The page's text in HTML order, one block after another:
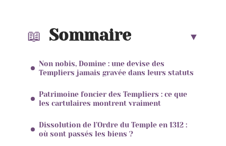
Sommaire
Non nobis, Domine : une devise des
Templiers jamais gravée dans leurs statuts
Patrimoine foncier des Templiers : ce que
les cartulaires montrent vraiment
Dissolution de l’Ordre du Temple en 1312 :
où sont passés les biens ?